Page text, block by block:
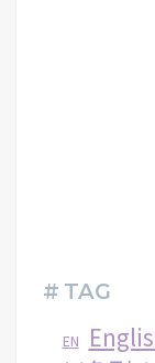
# TAG
EN